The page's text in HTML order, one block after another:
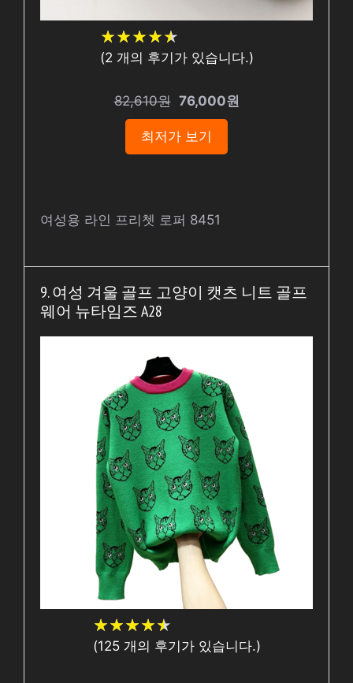
★★★★★
★★★★★
(2 개의 후기가 있습니다.)
82,610원 76,000원
최저가 보기
여성용 라인 프리쳇 로퍼 8451
9. 여성 겨울 골프 고양이 캣츠 니트 골프
웨어 뉴타임즈 A28
★★★★★
★★★★★
(125개의 후기가 있습니다.)